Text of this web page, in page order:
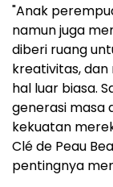
"Anak
namun juga
diberi ruang
kreativitas, dan
hal luar biasa.
generasi masa
kekuatan
Clé de Peau
pentingnya